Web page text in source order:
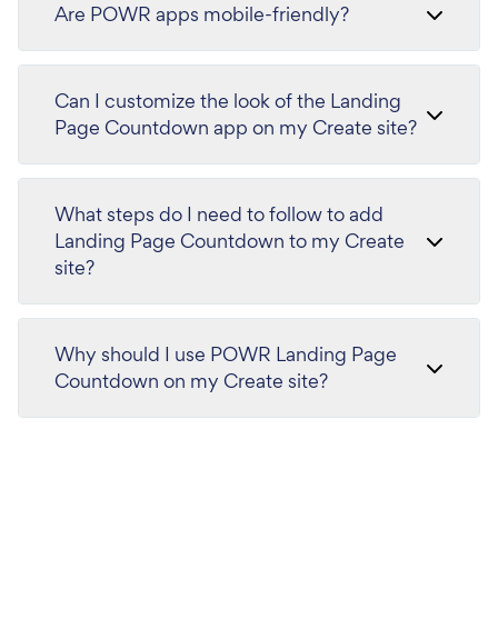
Are POWR apps mobile-friendly?
Can I customize the look of the Landing
Page Countdown app on my Create site?
What steps do I need to follow to add
Landing Page Countdown to my Create
site?
Why should I use POWR Landing Page
Countdown on my Create site?